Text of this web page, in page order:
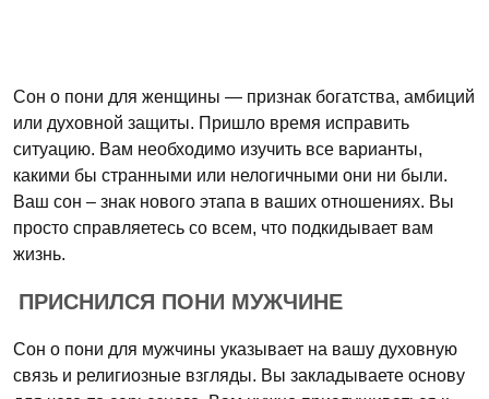
Сон о пони для женщины — признак богатства, амбиций
или духовной защиты. Пришло время исправить
ситуацию. Вам необходимо изучить все варианты,
какими бы странными или нелогичными они ни были.
Ваш сон – знак нового этапа в ваших отношениях. Вы
просто справляетесь со всем, что подкидывает вам
жизнь.
ПРИСНИЛСЯ ПОНИ МУЖЧИНЕ
Сон о пони для мужчины указывает на вашу духовную
связь и религиозные взгляды. Вы закладываете основу